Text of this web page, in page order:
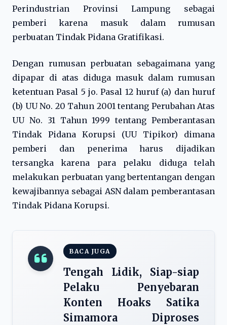
Perindustrian Provinsi Lampung sebagai
pemberi karena masuk dalam rumusan
perbuatan Tindak Pidana Gratifikasi.
Dengan rumusan perbuatan sebagaimana yang
dipapar di atas diduga masuk dalam rumusan
ketentuan Pasal 5 jo. Pasal 12 huruf (a) dan huruf
(b) UU No. 20 Tahun 2001 tentang Perubahan Atas
UU No. 31 Tahun 1999 tentang Pemberantasan
Tindak Pidana Korupsi (UU Tipikor) dimana
pemberi dan penerima harus dijadikan
tersangka karena para pelaku diduga telah
melakukan perbuatan yang bertentangan dengan
kewajibannya sebagai ASN dalam pemberantasan
Tindak Pidana Korupsi.
BACA JUGA
Tengah Lidik, Siap-siap
Pelaku Penyebaran
Konten Hoaks Satika
Simamora Diproses